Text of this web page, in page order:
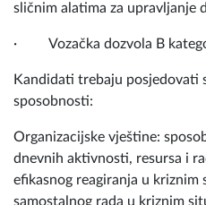
sličnim alatima za upravljanje
· Vozačka dozvola B
Kandidati trebaju posjedovati
sposobnosti:
Organizacijske vještine:
dnevnih aktivnosti, resursa i
efikasnog reagiranja u kriznim
samostalnog rada u kriznim